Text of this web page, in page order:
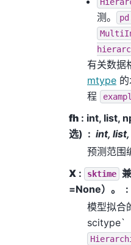
测。
有关数据
mtype
程
fh : int, list,
选)
int,
预测范围
X : sktime
=None）。
模型拟合
scitype`